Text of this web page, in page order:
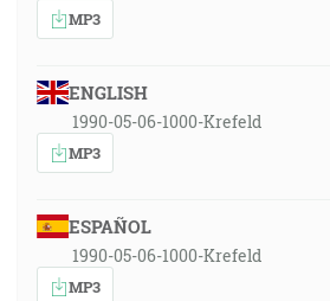
MP3
ENGLISH
1990-05-06-1000-Krefeld
MP3
ESPAÑOL
1990-05-06-1000-Krefeld
MP3